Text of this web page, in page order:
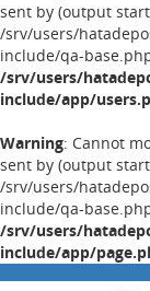
sent by (output
/srv/users/
include/qa-
/srv/users/
include/app/
Warning: Cannot
sent by (output
/srv/users/
include/qa-
/srv/users/
include/app/